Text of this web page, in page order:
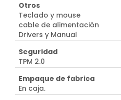
Otros
Teclado y mouse
cable de alimentación
Drivers y Manual
Seguridad
TPM 2.0
Empaque de fabrica
En caja.